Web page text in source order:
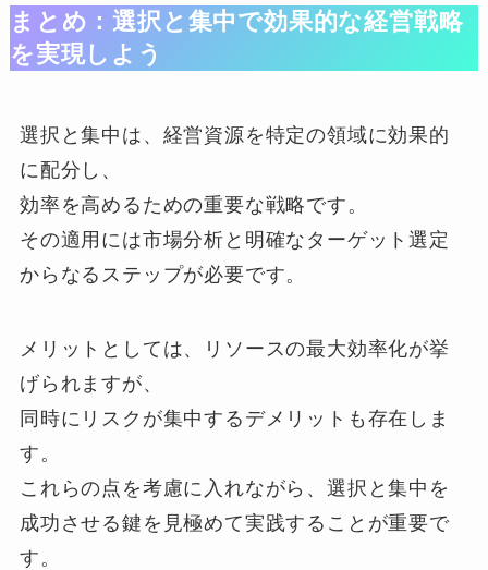
まとめ：選択と集中で効果的な経営戦略
を実現しよう
選択と集中は、経営資源を特定の領域に効果的
に配分し、
効率を高めるための重要な戦略です。
その適用には市場分析と明確なターゲット選定
からなるステップが必要です。
メリットとしては、リソースの最大効率化が挙
げられますが、
同時にリスクが集中するデメリットも存在しま
す。
これらの点を考慮に入れながら、選択と集中を
成功させる鍵を見極めて実践することが重要で
す。